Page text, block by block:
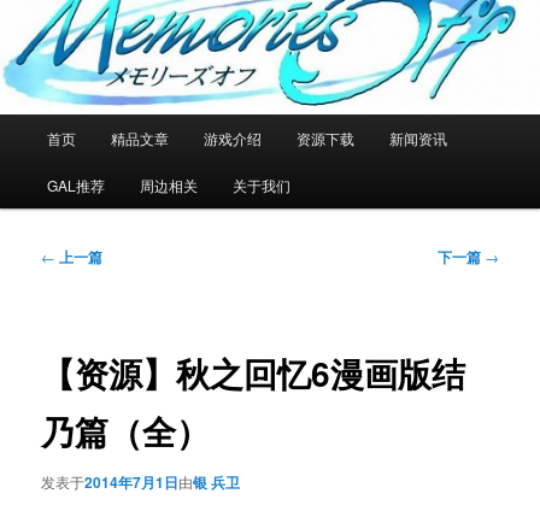
首页 精品文章 游戏介绍 资源下载 新闻资讯
GAL推荐 周边相关 关于我们
文
← 上一篇 下一篇 →
【资源】秋之回忆6漫画版结
乃篇（全）
发表于2014年7月1日由银 兵卫